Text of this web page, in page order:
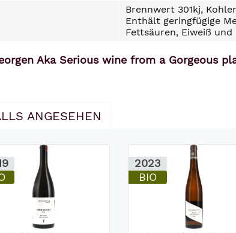
Brennwert 301kj,
Enthält geringfügige
Fettsäuren, Eiweiß und
Aka Serious wine from a Gorgeous
ANGESEHEN
2023
BIO